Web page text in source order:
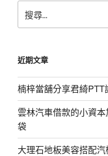
尋
字:
近期文章
楠梓當舖分享君綺
雲林汽車借款的小資
袋
大理石地板美容搭配